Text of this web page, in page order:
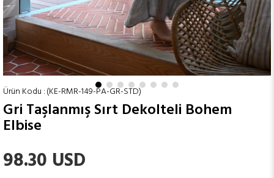
(KE-RMR-149-PA-GR-STD)
Gri Taşlanmış Sırt Dekolteli Bohem
Elbise
98.30 USD